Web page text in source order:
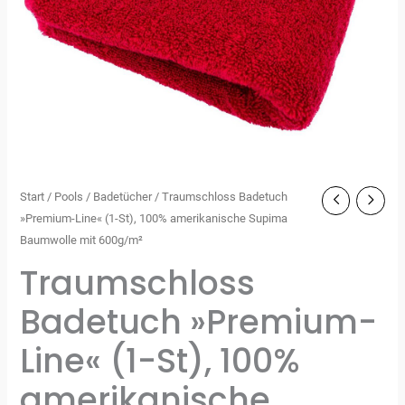
Start / Pools / Badetücher/ Traumschloss Badetuch
»Premium-Line« (1-St), 100% amerikanische Supima
Baumwolle mit 600g/m²
Traumschloss
Badetuch »Premium-
Line« (1-St), 100%